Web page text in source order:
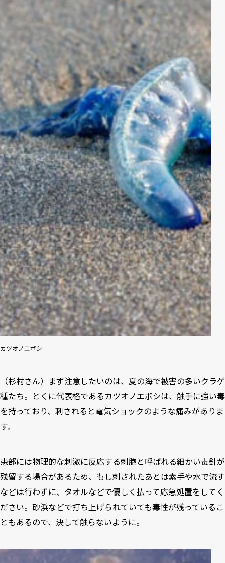
カツオノエボシ
（杉村さん）まず注意したいのは、夏の海で被害の多いクラゲ
種たち。とくに代表格であるカツオノエボシは、触手に強い毒
を持っており、刺されると電気ショックのような痛みがありま
す。
患部には物理的な刺激に反応する刺胞と呼ばれる細かい毒針が
残留する場合があるため、もし刺されたあとは素手や水で流す
などは行わずに、タオルなどで優しく払って応急処置をしてく
ださい。砂浜などで打ち上げられていても毒性が残っているこ
ともあるので、決して触らないように。